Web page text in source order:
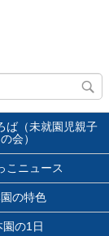
ば（未就園児親子
の会）
こニュース
の特色
園の1日